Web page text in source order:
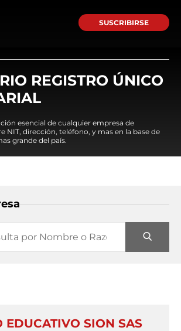
SUSCRIBIRSE
REGISTRO ÚNICO
esencial de cualquier empresa de
NIT, dirección, teléfono, y mas en la base de
grande del país.
EDUCATIVO SION SAS